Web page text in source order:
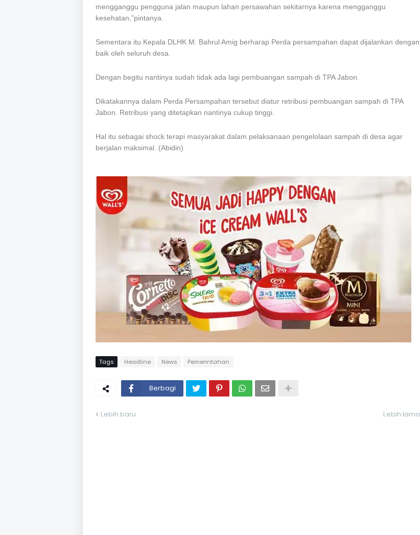
mengganggu pengguna jalan maupun lahan persawahan sekitarnya karena mengganggu
kesehatan,”pintanya.
Sementara itu Kepala DLHK M. Bahrul Amig berharap Perda persampahan dapat dijalankan dengan
baik oleh seluruh desa.
Dengan begitu nantinya sudah tidak ada lagi pembuangan sampah di TPA Jabon.
Dikatakannya dalam Perda Persampahan tersebut diatur retribusi pembuangan sampah di TPA
Jabon. Retribusi yang ditetapkan nantinya cukup tinggi.
Hal itu sebagai shock terapi masyarakat dalam pelaksanaan pengelolaan sampah di desa agar
berjalan maksimal. (Abidin)
Tags Headline News Pemerintahan
Berbagi
Lebih baru Lebih lama